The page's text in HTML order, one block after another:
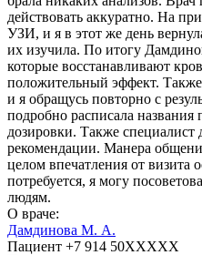
действовать аккуратно. На
УЗИ, и я в этот же день
их изучила. По итогу
которые восстанавливают
положительный эффект. Также
и я обращусь повторно с
подробно расписала названия
дозировки. Также специалист
рекомендации. Манера
целом впечатления от визита
потребуется, я могу
людям.
О враче:
Дамдинова М. А.
Пациент +7 914 50XXXXX